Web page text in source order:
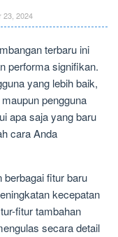
23, 2024
terbaru ini
performa signifikan.
yang lebih baik,
pengguna
apa saja yang baru
cara Anda
fitur baru
kecepatan
fitur tambahan
secara detail